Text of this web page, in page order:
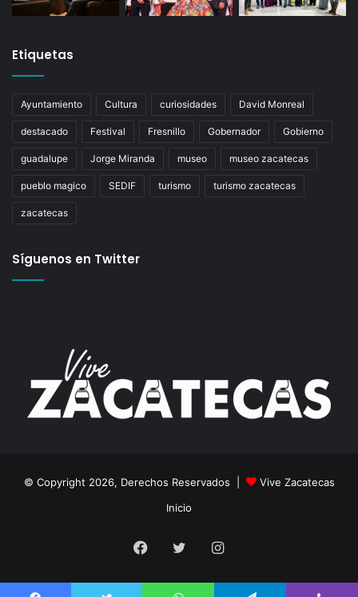
Etiquetas
Ayuntamiento Cultura curiosidades David Monreal
destacado Festival Fresnillo Gobernador Gobierno
guadalupe Jorge Miranda museo museo zacatecas
pueblo magico SEDIF turismo turismo zacatecas
zacatecas
Síguenos en Twitter
© Copyright 2026, Derechos Reservados |
Vive Zacatecas
Inicio
Facebook
TwitterInstagram